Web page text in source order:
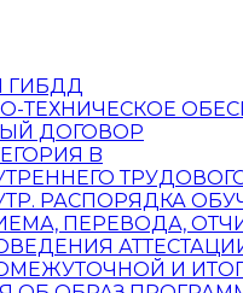
ГИБДД
ТЕХНИЧЕСКОЕ
ДОГОВОР
B
РАСПОРЯДКА
ПЕРЕВОДА,
И